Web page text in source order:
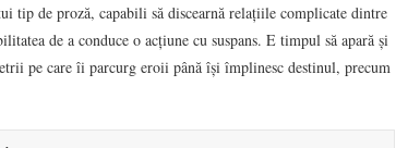
tip de proză, capabili să discearnă relaţiile complicate dintre
de a conduce o acţiune cu suspans. E timpul să apară şi
pe care îi parcurg eroii până îşi împlinesc destinul, precum